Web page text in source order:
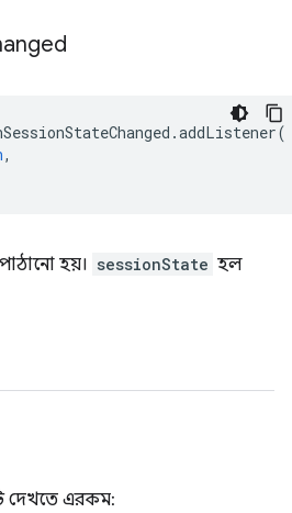
.addListener(
,
হয়। sessionState হল
দেখতে এরকম: